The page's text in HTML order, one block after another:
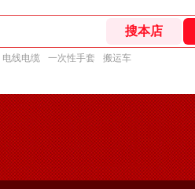
电线电缆 一次性手套 搬运车